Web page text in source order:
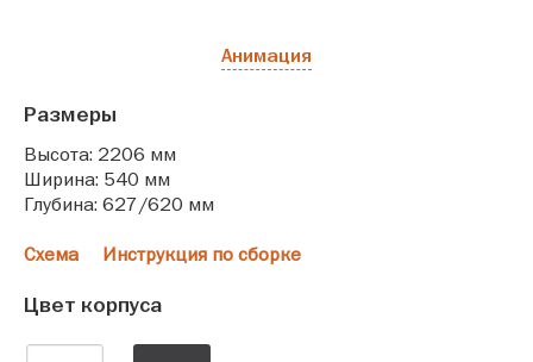
Анимация
Размеры
Высота: 2206 мм
Ширина: 540 мм
Глубина: 627/620 мм
Схема Инструкция по сборке
Цвет корпуса